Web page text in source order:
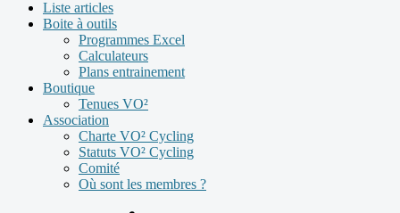
Liste articles
Boite à outils
Programmes Excel
Calculateurs
Plans entrainement
Boutique
Tenues VO²
Association
Charte VO² Cycling
Statuts VO² Cycling
Comité
Où sont les membres ?